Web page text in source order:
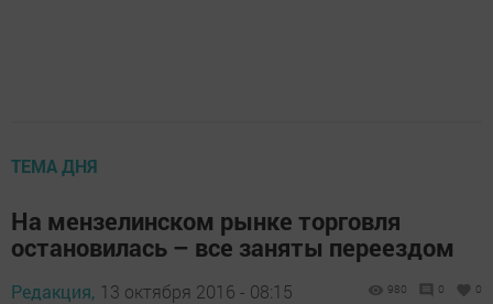
ТЕМА ДНЯ
На мензелинском рынке торговля
остановилась – все заняты переездом
Редакция, 13 октября 2016 - 08:15 980 0 0